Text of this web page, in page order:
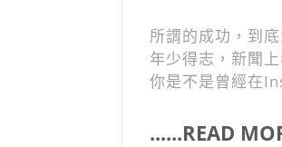
所謂的成功，到
年少得志，新聞
你是不是曾經在
......READ